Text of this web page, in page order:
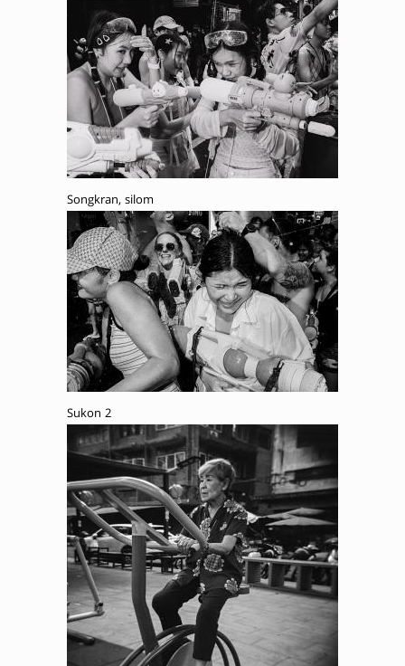
Songkran, silom
Sukon 2